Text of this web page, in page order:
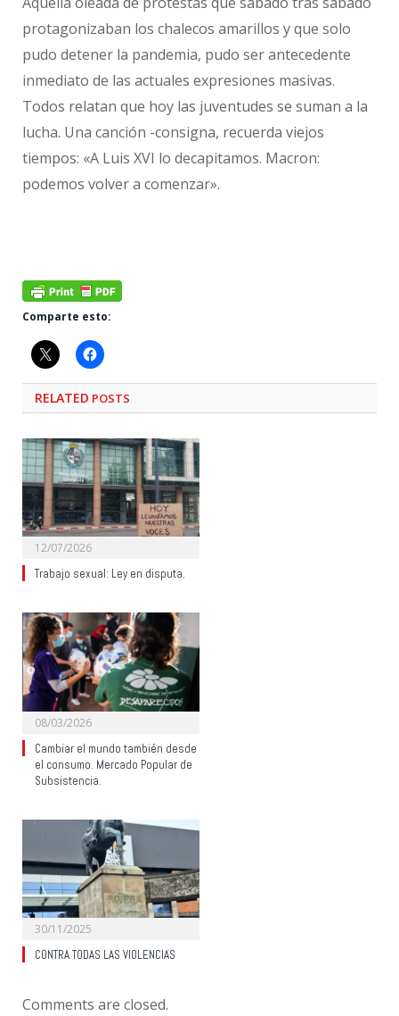
protagonizaban los chalecos amarillos y que solo
pudo detener la pandemia, pudo ser antecedente
inmediato de las actuales expresiones masivas.
Todos relatan que hoy las juventudes se suman a la
lucha. Una canción -consigna, recuerda viejos
tiempos: «A Luis XVI lo decapitamos. Macron:
podemos volver a comenzar».
Comparte esto:
RELATED POSTS
12/07/2026
Trabajo sexual: Ley en disputa.
08/03/2026
Cambiar el mundo también desde
el consumo. Mercado Popular de
Subsistencia.
30/11/2025
CONTRA TODAS LAS VIOLENCIAS
Comments are closed.